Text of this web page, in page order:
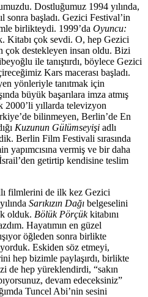
Dostluğumuz 1994 yılında,
sonra başladı. Gezici Festival’in
birlikteydi. 1999’da Oyuncu:
Kitabı çok sevdi. O, hep Gezici
çok destekleyen insan oldu. Bizi
ile tanıştırdı, böylece Gezici
Kars macerası başladı.
yönleriyle tanıtmak için
büyük başarılara imza atmış
2000’li yıllarda televizyon
bilinmeyen, Berlin’de En
Kuzunun Gülümseyişi adlı
Berlin Film Festivali sırasında
yapımcısına vermiş ve bir daha
getirtip kendisine teslim
filmlerini de ilk kez Gezici
Sarıkızın Dağı belgeselini
olduk. Bölük Pörçükkitabını
Hayatımın en güzel
öğleden sonra birlikte
Eskiden söz etmeyi,
hep bizimle paylaşırdı, birlikte
de hep yüreklendirdi, “sakın
devam edeceksiniz”
Tuncel Abi’nin sesini